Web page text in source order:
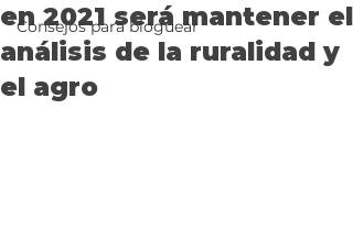
Consejos para bloguear
en 2021 será mantener el
análisis de la ruralidad y
el agro